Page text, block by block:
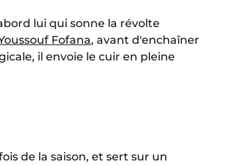
lui qui sonne la révolte
Fofana, avant d'enchaîner
il envoie le cuir en pleine
de la saison, et sert sur un